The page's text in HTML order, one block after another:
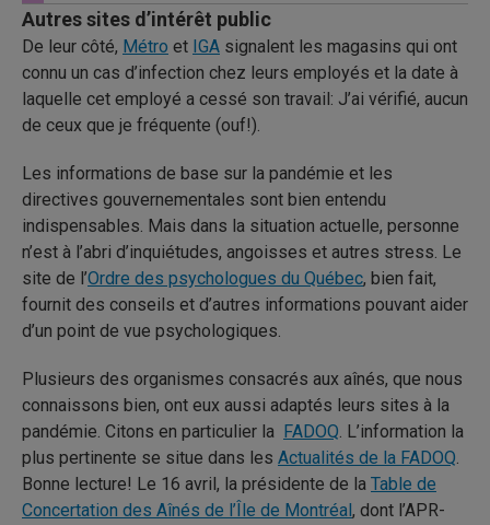
Autres sites d’intérêt public
De leur côté, Métro et IGA signalent les magasins qui ont
connu un cas d’infection chez leurs employés et la date à
laquelle cet employé a cessé son travail: J’ai vérifié, aucun
de ceux que je fréquente (ouf!).
Les informations de base sur la pandémie et les
directives gouvernementales sont bien entendu
indispensables. Mais dans la situation actuelle, personne
n’est à l’abri d’inquiétudes, angoisses et autres stress. Le
site de l’Ordre des psychologues du Québec, bien fait,
fournit des conseils et d’autres informations pouvant aider
d’un point de vue psychologiques.
Plusieurs des organismes consacrés aux aînés, que nous
connaissons bien, ont eux aussi adaptés leurs sites à la
pandémie. Citons en particulier la FADOQ. L’information la
plus pertinente se situe dans les Actualités de la FADOQ.
Bonne lecture! Le 16 avril, la présidente de la Table de
Concertation des Aînés de l’Île de Montréal, dont l’APR-